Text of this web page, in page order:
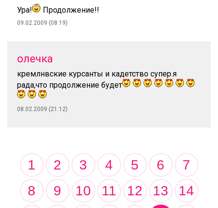
Ура! Продолжение!!
09.02.2009 (08:19)
олечка
кремлнвские курсанты и кадетство супер.я
рада,что продолжение будет
08.02.2009 (21:12)
1 2 3 4 5 6
7
8
9 10 11 12 13
14